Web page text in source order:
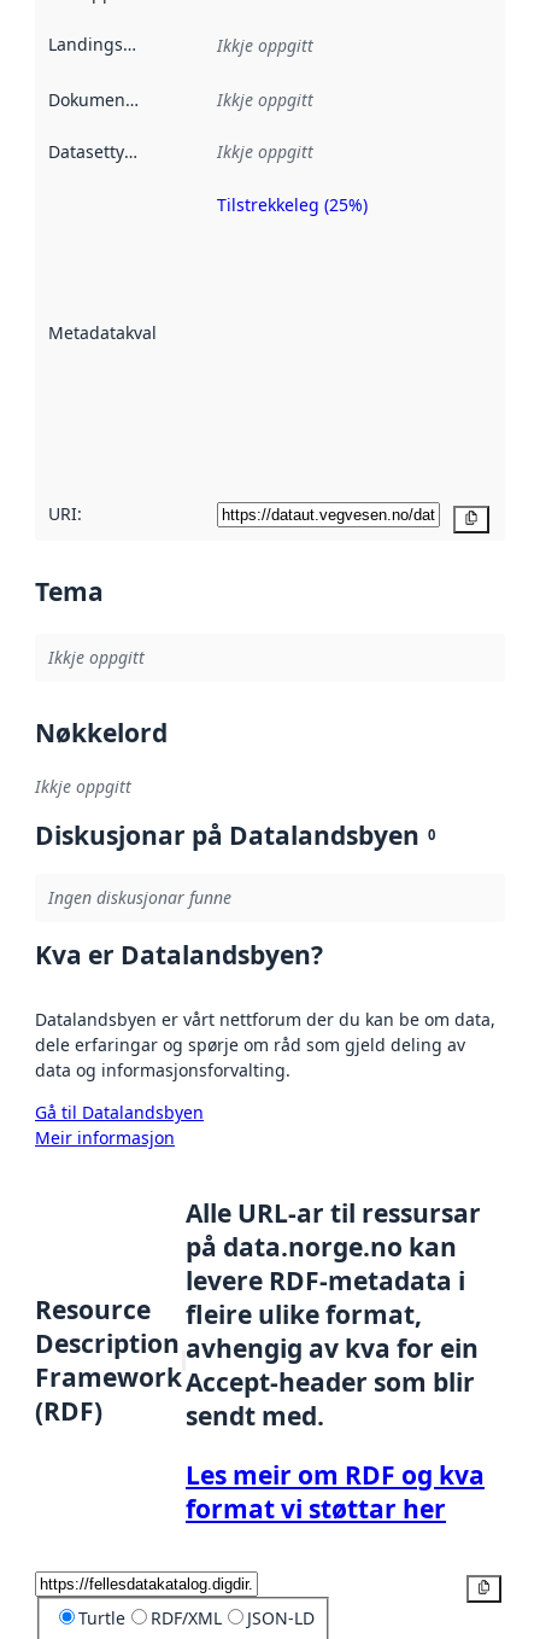
Landingsside Ikkje oppgitt
Dokumentasjon Ikkje oppgitt
Datasettype Ikkje oppgitt
Metadatakvalitet
Metadatakvalitet
Tilstrekkeleg (25%)
URI:
Tema
Ikkje oppgitt
Nøkkelord
Ikkje oppgitt
Diskusjonar på Datalandsbyen 0
Ingen diskusjonar funne
Kva er Datalandsbyen?
Datalandsbyen er vårt nettforum der du kan be om data,
dele erfaringar og spørje om råd som gjeld deling av
data og informasjonsforvalting.
Gå til Datalandsbyen
Meir informasjon
Resource
Description
Framework
(RDF)
Alle URL-ar til ressursar
på data.norge.no kan
levere RDF-metadata i
fleire ulike format,
avhengig av kva for ein
Accept-header som blir
sendt med.
Les meir om RDF og kva
format vi støttar her
Turtle RDF/XML JSON-LD